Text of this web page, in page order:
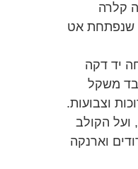
קלרה
שנפתחת אט
יד דקה
משקל
וצבועות.
ועל הקולב
וארנקה